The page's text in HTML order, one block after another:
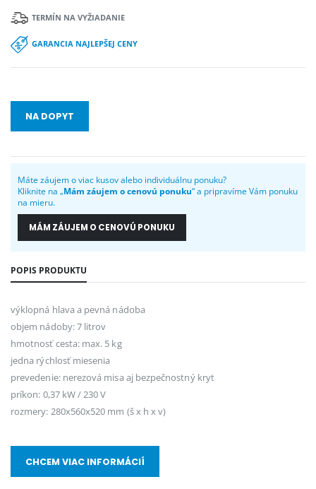
TERMÍN NA VYŽIADANIE
GARANCIA NAJLEPŠEJ CENY
NA DOPYT
Máte záujem o viac kusov alebo individuálnu ponuku?
Kliknite na „Mám záujem o cenovú ponuku“ a pripravíme Vám ponuku
na mieru.
MÁM ZÁUJEM O CENOVÚ PONUKU
POPIS PRODUKTU
výklopná hlava a pevná nádoba
objem nádoby: 7 litrov
hmotnosť cesta: max. 5 kg
jedna rýchlosť miesenia
prevedenie: nerezová misa aj bezpečnostný kryt
príkon: 0,37 kW / 230 V
rozmery: 280x560x520 mm (š x h x v)
CHCEM VIAC INFORMÁCIÍ